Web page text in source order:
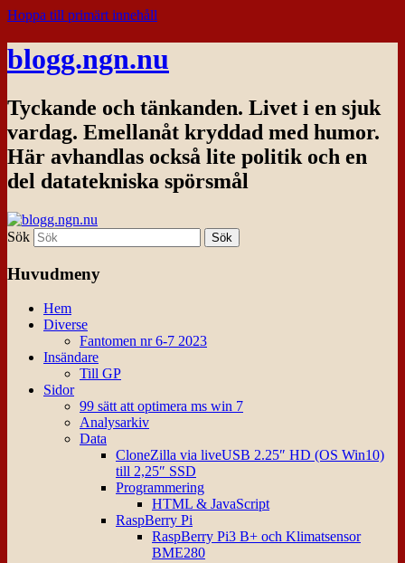
Hoppa till primärt innehåll
blogg.ngn.nu
Tyckande och tänkanden. Livet i en sjuk
vardag. Emellanåt kryddad med humor.
Här avhandlas också lite politik och en
del datatekniska spörsmål
Sök
Huvudmeny
Hem
Diverse
Fantomen nr 6-7 2023
Insändare
Till GP
Sidor
99 sätt att optimera ms win 7
Analysarkiv
Data
CloneZilla via liveUSB 2.25″ HD (OS Win10)
till 2,25″ SSD
Programmering
HTML & JavaScript
RaspBerry Pi
RaspBerry Pi3 B+ och Klimatsensor
BME280